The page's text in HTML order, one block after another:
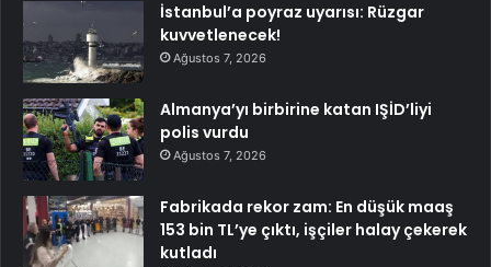
İstanbul’a poyraz uyarısı: Rüzgar
kuvvetlenecek!
Ağustos 7, 2026
Almanya’yı birbirine katan IŞİD’liyi
polis vurdu
Ağustos 7, 2026
Fabrikada rekor zam: En düşük maaş
153 bin TL’ye çıktı, işçiler halay çekerek
kutladı